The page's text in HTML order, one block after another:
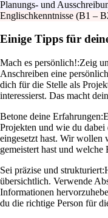
Planungs- und
Englischkenntnisse (B1 –
Einige Tipps für
Mach es persönlich!:Zeig
Anschreiben eine
dich für die Stelle als
interessierst. Das macht
Betone deine Erfahrungen:
Projekten und wie du
eingesetzt hast. Wir wollen
gemeistert hast und
Sei präzise und strukturiert:
übersichtlich. Verwende
Informationen
du die richtige Person für